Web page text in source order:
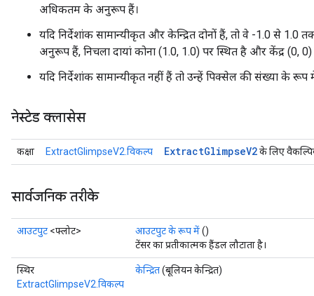
अधिकतम के अनुरूप हैं।
यदि निर्देशांक सामान्यीकृत और केन्द्रित दोनों हैं, तो वे -1.0 से 1.0
अनुरूप हैं, निचला दायां कोना (1.0, 1.0) पर स्थित है और केंद्र (0, 0)
यदि निर्देशांक सामान्यीकृत नहीं हैं तो उन्हें पिक्सेल की संख्या के रूप
नेस्टेड क्लासेस
कक्षा ExtractGlimpseV2.विकल्प ExtractGlimpseV2के लिए
सार्वजनिक तरीके
आउटपुट <फ्लोट> आउटपुट के रूप में()
टेंसर का प्रतीकात्मक हैंडल लौटाता है।
स्थिर
ExtractGlimpseV2.विकल्प
केन्द्रित(बूलियन केन्द्रित)